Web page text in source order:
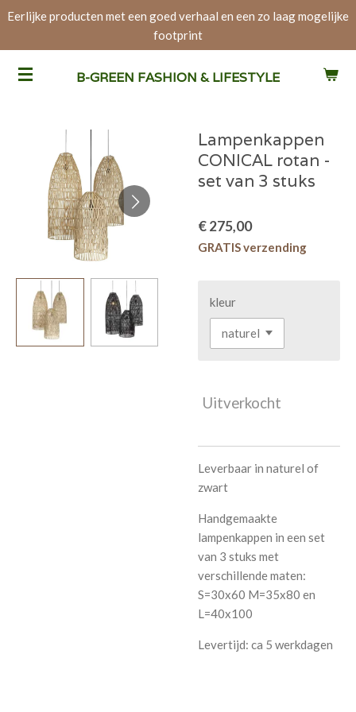
Ga
naar
de
B-GREEN FASHION & LIFESTYLE
Eerlijke producten met een goed verhaal en een zo laag mogelijke
footprint
Lampenkappen
CONICAL rotan -
set van 3 stuks
€ 275,00
GRATIS verzending
kleur
Uitverkocht
Leverbaar in naturel of
zwart
Handgemaakte
lampenkappen in een set
van 3 stuks met
verschillende maten:
S=30x60 M=35x80 en
L=40x100
Levertijd: ca 5 werkdagen